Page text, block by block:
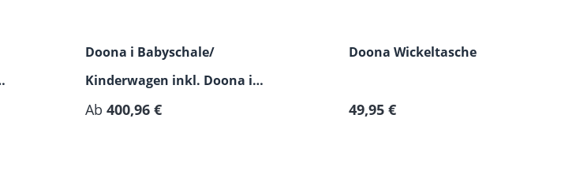
Doona i Babyschale/
Kinderwagen inkl. Doona i
Isofix-Basis
Ab 400,96 €
Doona Wickeltasche
Regulärer Preis:
49,95 €